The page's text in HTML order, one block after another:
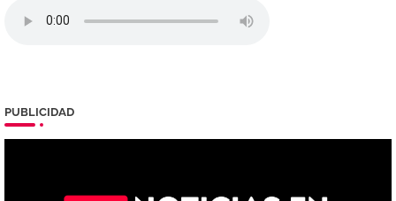
PUBLICIDAD